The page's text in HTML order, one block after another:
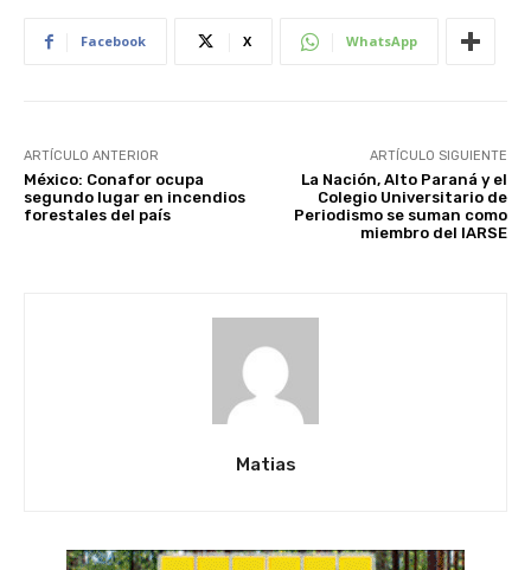
Facebook X WhatsApp
ARTÍCULO ANTERIOR
México: Conafor ocupa
segundo lugar en incendios
forestales del país
ARTÍCULO SIGUIENTE
La Nación, Alto Paraná y el
Colegio Universitario de
Periodismo se suman como
miembro del IARSE
Matias